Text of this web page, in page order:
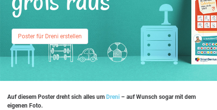
Poster für Dreni erstellen
Auf diesem Poster dreht sich alles um Dreni – auf Wunsch sogar mit dem
eigenen Foto.